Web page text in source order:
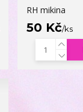
RH mikina
50 Kč/ks